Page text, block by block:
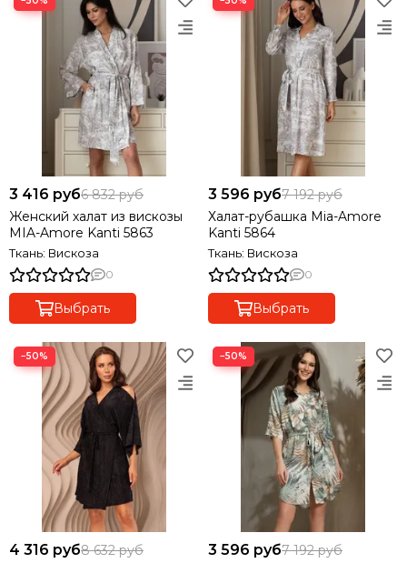
3 416 руб6 832 руб
Женский халат из вискозы
MIA-Amore Kanti 5863
Ткань: Вискоза
0
Выбрать
3 596 руб7 192 руб
Халат-рубашка Mia-Amore
Kanti 5864
Ткань: Вискоза
0
Выбрать
−50%
4 316 руб8 632 руб
−50%
3 596 руб7 192 руб